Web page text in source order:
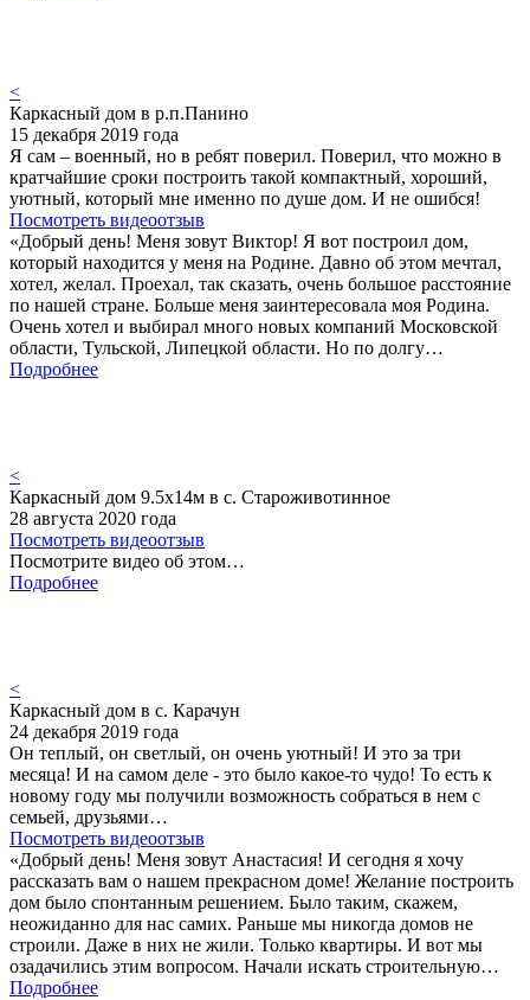
<
Каркасный дом в р.п.Панино
15 декабря 2019 года
Я сам – военный, но в ребят поверил. Поверил, что можно в
кратчайшие сроки построить такой компактный, хороший,
уютный, который мне именно по душе дом. И не ошибся!
Посмотреть видеоотзыв
«Добрый день! Меня зовут Виктор! Я вот построил дом,
который находится у меня на Родине. Давно об этом мечтал,
хотел, желал. Проехал, так сказать, очень большое расстояние
по нашей стране. Больше меня заинтересовала моя Родина.
Очень хотел и выбирал много новых компаний Московской
области, Тульской, Липецкой области. Но по долгу…
Подробнее
<
Каркасный дом 9.5х14м в с. Староживотинное
28 августа 2020 года
Посмотреть видеоотзыв
Посмотрите видео об этом…
Подробнее
<
Каркасный дом в с. Карачун
24 декабря 2019 года
Он теплый, он светлый, он очень уютный! И это за три
месяца! И на самом деле - это было какое-то чудо! То есть к
новому году мы получили возможность собраться в нем с
семьей, друзьями…
Посмотреть видеоотзыв
«Добрый день! Меня зовут Анастасия! И сегодня я хочу
рассказать вам о нашем прекрасном доме! Желание построить
дом было спонтанным решением. Было таким, скажем,
неожиданно для нас самих. Раньше мы никогда домов не
строили. Даже в них не жили. Только квартиры. И вот мы
озадачились этим вопросом. Начали искать строительную…
Подробнее